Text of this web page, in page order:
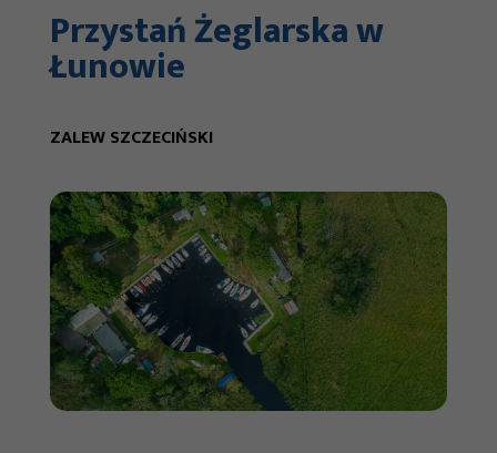
Przystań Żeglarska w
Łunowie
ZALEW SZCZECIŃSKI